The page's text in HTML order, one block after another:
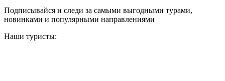
Подписывайся и следи за самыми выгодными турами,
новинками и популярными направлениями
Наши туристы: